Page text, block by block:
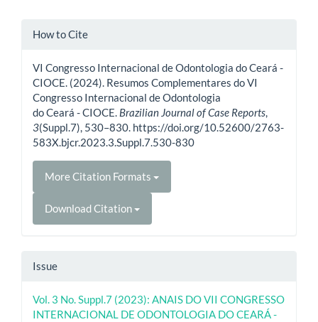
Article
How to Cite
VI Congresso Internacional de Odontologia do Ceará -
CIOCE. (2024). Resumos Complementares do VI
Congresso Internacional de Odontologia
do Ceará - CIOCE. Brazilian Journal of Case Reports,
3(Suppl.7), 530–830. https://doi.org/10.52600/2763-
583X.bjcr.2023.3.Suppl.7.530-830
More Citation Formats
Download Citation
Issue
Vol. 3 No. Suppl.7 (2023): ANAIS DO VII CONGRESSO
INTERNACIONAL DE ODONTOLOGIA DO CEARÁ -